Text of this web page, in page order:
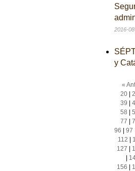
2016-
y
«
20|
39
58
77
96
97
112
127
156